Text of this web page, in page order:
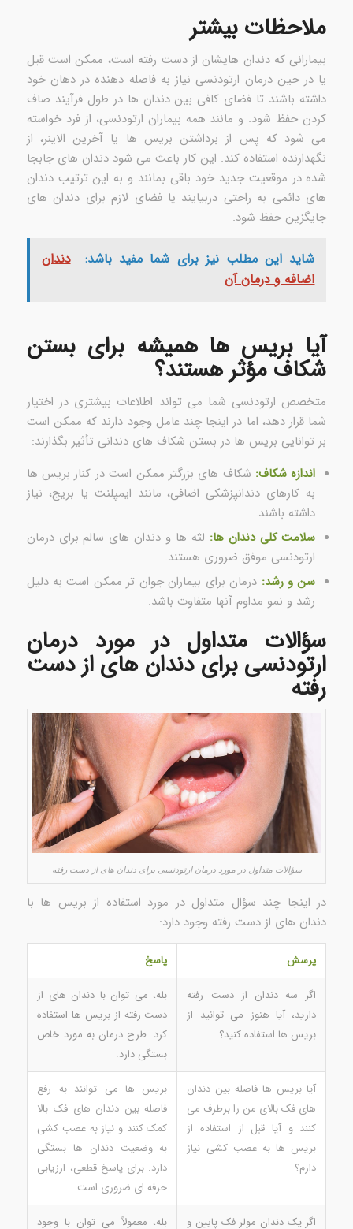
ملاحظات بیشتر
بیمارانی که دندان هایشان از دست رفته است، ممکن است قبل
یا در حین درمان ارتودنسی نیاز به فاصله دهنده در دهان خود
داشته باشند تا فضای کافی بین دندان ها در طول فرآیند صاف
کردن حفظ شود. و مانند همه بیماران ارتودنسی، از فرد خواسته
می شود که پس از برداشتن بریس ها یا آخرین الاینر، از
نگهدارنده استفاده کند. این کار باعث می شود دندان های جابجا
شده در موقعیت جدید خود باقی بمانند و به این ترتیب دندان
های دائمی به راحتی دربیایند یا فضای لازم برای دندان های
جایگزین حفظ شود.
شاید این مطلب نیز برای شما مفید باشد:
دندان
اضافه و درمان آن
آیا بریس ها همیشه برای بستن
شکاف مؤثر هستند؟
متخصص ارتودنسی شما می تواند اطلاعات بیشتری در اختیار
شما قرار دهد، اما در اینجا چند عامل وجود دارند که ممکن است
بر توانایی بریس ها در بستن شکاف های دندانی تأثیر بگذارند:
اندازه شکاف: شکاف های بزرگتر ممکن است در کنار بریس ها
به کارهای دندانپزشکی اضافی، مانند ایمپلنت یا بریج، نیاز
داشته باشند.
سلامت کلی دندان ها: لثه ها و دندان های سالم برای درمان
ارتودنسی موفق ضروری هستند.
سن و رشد: درمان برای بیماران جوان تر ممکن است به دلیل
رشد و نمو مداوم آنها متفاوت باشد.
سؤالات متداول در مورد درمان
ارتودنسی برای دندان های از دست
رفته
سؤالات متداول در مورد درمان ارتودنسی برای دندان های از دست رفته
در اینجا چند سؤال متداول در مورد استفاده از بریس ها با
دندان های از دست رفته وجود دارد:
پرسش پاسخ
اگر سه دندان از دست رفته
دارید، آیا هنوز می توانید از
بریس ها استفاده کنید؟
بله، می توان با دندان های از
دست رفته از بریس ها استفاده
کرد. طرح درمان به مورد خاص
بستگی دارد.
آیا بریس ها فاصله بین دندان
های فک بالای من را برطرف می
کنند و آیا قبل از استفاده از
بریس ها به عصب کشی نیاز
دارم؟
بریس ها می توانند به رفع
فاصله بین دندان های فک بالا
کمک کنند و نیاز به عصب کشی
به وضعیت دندان ها بستگی
دارد. برای پاسخ قطعی، ارزیابی
حرفه ای ضروری است.
اگر یک دندان مولر فک پایین و بله، معمولاً می توان با وجود